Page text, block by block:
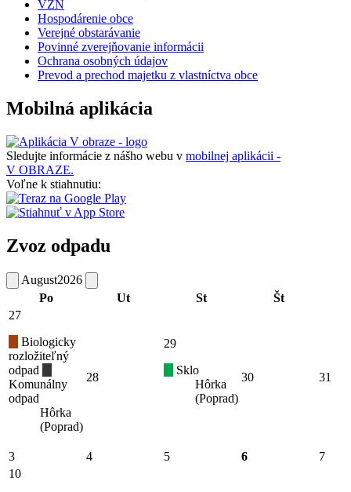
VZN
Hospodárenie obce
Verejné obstarávanie
Povinné zverejňovanie informácii
Ochrana osobných údajov
Prevod a prechod majetku z vlastníctva obce
Mobilná aplikácia
Sledujte informácie z nášho webu v mobilnej aplikácii -
V OBRAZE.
Voľne k stiahnutiu:
Zvoz odpadu
August2026
Po
Ut St Št
27
Biologicky
rozložiteľný
odpad
Komunálny
odpad
Hôrka
(Poprad)
28
29
Sklo
Hôrka
(Poprad)
30 31
3 4 5 6
7
10